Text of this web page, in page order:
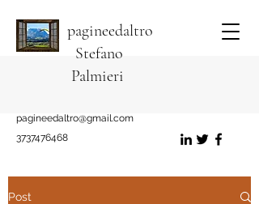
pagineedaltro
Stefano
Palmieri
pagineedaltro@gmail.com
3737476468
Post